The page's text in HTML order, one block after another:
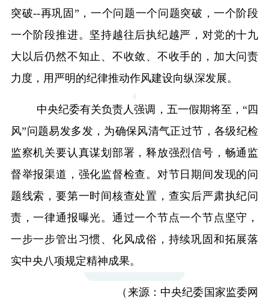
突破--再巩固”，一个问题一个问题突破，一个阶段
一个阶段推进。坚持越往后执纪越严，对党的十九
大以后仍然不知止、不收敛、不收手的，加大问责
力度，用严明的纪律推动作风建设向纵深发展。
中央纪委有关负责人强调，五一假期将至，“四
风”问题易发多发，为确保风清气正过节，各级纪检
监察机关要认真谋划部署，释放强烈信号，畅通监
督举报渠道，强化监督检查。对节日期间发现的问
题线索，要第一时间核查处置，查实后严肃执纪问
责，一律通报曝光。通过一个节点一个节点坚守，
一步一步管出习惯、化风成俗，持续巩固和拓展落
实中央八项规定精神成果。
（来源：中央纪委国家监委网